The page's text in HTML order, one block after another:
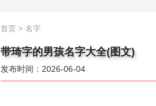
首页 > 名字
带琦字的男孩名字大全(图文)
发布时间：2026-06-04